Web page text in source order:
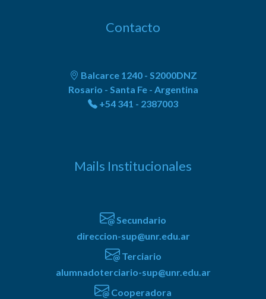
Contacto
Balcarce 1240 - S2000DNZ
Rosario - Santa Fe - Argentina
+54 341 - 2387003
Mails Institucionales
Secundario
direccion-sup@unr.edu.ar
Terciario
alumnadoterciario-sup@unr.edu.ar
Cooperadora